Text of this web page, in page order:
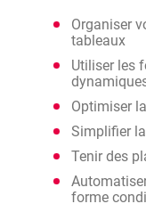
Organiser
tableaux
Utiliser les
Optimiser
Simplifier
Tenir des
forme